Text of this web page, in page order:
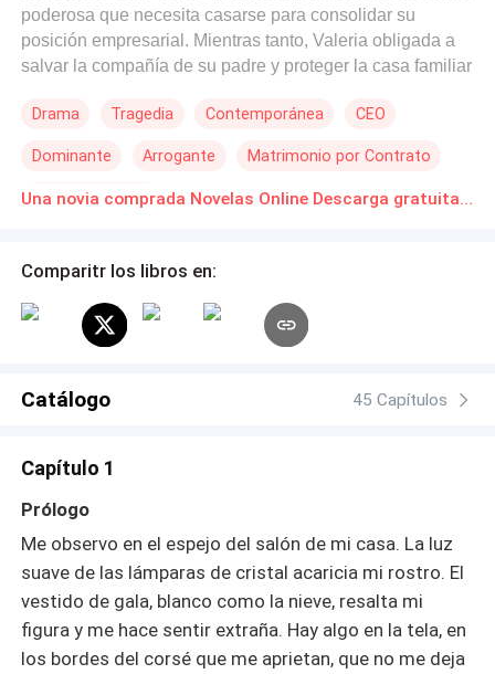
poderosa que necesita casarse para consolidar su
posición empresarial. Mientras tanto, Valeria obligada a
salvar la compañía de su padre y proteger la casa familiar
todo. A pesar de la falta de amor entre ellos, ambos ven
problemas. Desde el primer encuentro, Pietro desprecia a
Valeria. La considera una joven ambiciosa y calculadora,
hacia ella es profunda, ya que su anterior esposa lo
con las mujeres que entran en su vida por interés. Pietro
ve en Valeria un reflejo de esa traición, alguien que
fines. Sin embargo, con el paso del tiempo, Valeria
notar que ella no es la "aprovechada" que él pensaba.
profundamente por las personas que ama, incluida su
familia y, de manera inesperada, por él. Poco a poco,
Pietro comienza a descubrir que Valeria no solo es
diferente a su exesposa, sino que tiene cualidades que él
había olvidado valorar: lealtad, honestidad y una
capacidad de sacrificio que nunca antes había
Drama Tragedia Contemporánea CEO
Dominante Arrogante Matrimonio por Contrato
De Odio al Amor Una novia comprada Novelas Online Descarga gratuita de PDF
Comparitr los libros en:
Catálogo 45 Capítulos
Capítulo 1
Prólogo
Me observo en el espejo del salón de mi casa. La luz
suave de las lámparas de cristal acaricia mi rostro. El
vestido de gala, blanco como la nieve, resalta mi
figura y me hace sentir extraña. Hay algo en la tela, en
los bordes del corsé que me aprietan, que no me deja